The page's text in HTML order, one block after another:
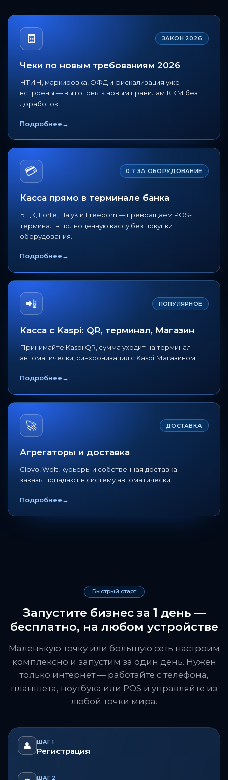
🧾 ЗАКОН 2026
Чеки по новым требованиям 2026
НТИН, маркировка, ОФД и фискализация уже
встроены — вы готовы к новым правилам ККМ без
доработок.
Подробнее→
💳 0 ₸ ЗА ОБОРУДОВАНИЕ
Касса прямо в терминале банка
БЦК, Forte, Halyk и Freedom — превращаем POS-
терминал в полноценную кассу без покупки
оборудования.
Подробнее→
📲 ПОПУЛЯРНОЕ
Касса с Kaspi: QR, терминал, Магазин
Принимайте Kaspi QR, сумма уходит на терминал
автоматически, синхронизация с Kaspi Магазином.
Подробнее→
🚀 ДОСТАВКА
Агрегаторы и доставка
Glovo, Wolt, курьеры и собственная доставка —
заказы попадают в систему автоматически.
Подробнее→
Быстрый старт
Запустите бизнес за 1 день —
бесплатно, на любом устройстве
Маленькую точку или большую сеть настроим
комплексно и запустим за один день. Нужен
только интернет — работайте с телефона,
планшета, ноутбука или POS и управляйте из
любой точки мира.
👤 ШАГ 1
Регистрация
ШАГ 2